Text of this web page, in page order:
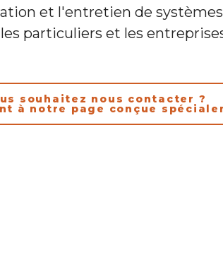
et l'entretien de
particuliers et les
souhaitez nous contacter ?
à notre page conçue